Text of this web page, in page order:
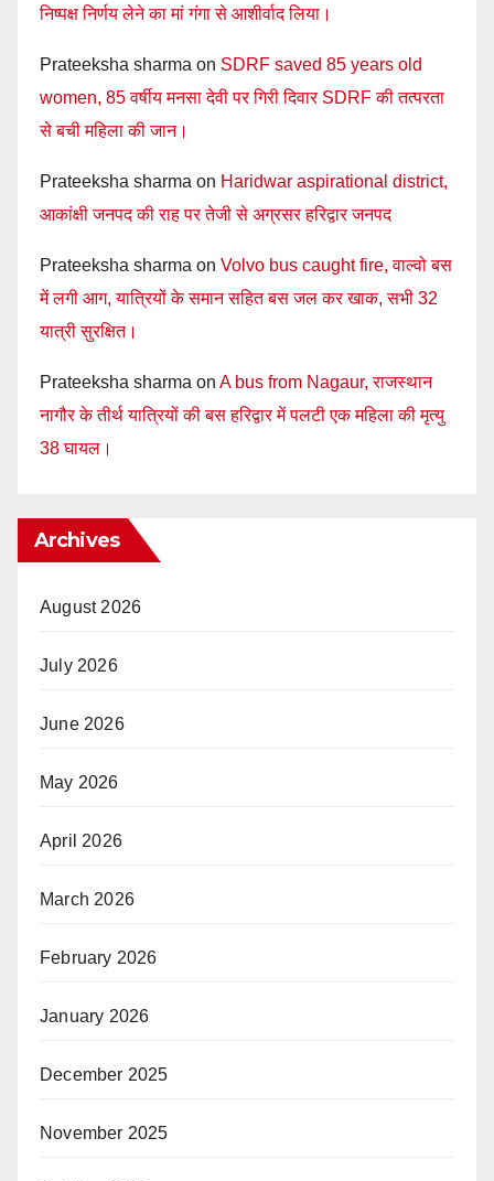
निष्पक्ष निर्णय लेने का मां गंगा से आशीर्वाद लिया।
Prateeksha sharma on SDRF saved 85 years old
women, 85 वर्षीय मनसा देवी पर गिरी दिवार SDRF की तत्परता
से बची महिला की जान।
Prateeksha sharma on Haridwar aspirational district,
आकांक्षी जनपद की राह पर तेजी से अग्रसर हरिद्वार जनपद
Prateeksha sharma on Volvo bus caught fire, वाल्वो बस
में लगी आग, यात्रियों के समान सहित बस जल कर खाक, सभी 32
यात्री सुरक्षित।
Prateeksha sharma on A bus from Nagaur, राजस्थान
नागौर के तीर्थ यात्रियों की बस हरिद्वार में पलटी एक महिला की मृत्यु
38 घायल।
Archives
August 2026
July 2026
June 2026
May 2026
April 2026
March 2026
February 2026
January 2026
December 2025
November 2025